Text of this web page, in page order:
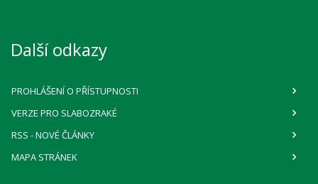
Další odkazy
PROHLÁŠENÍ O PŘÍSTUPNOSTI
VERZE PRO SLABOZRAKÉ
RSS - NOVÉ ČLÁNKY
MAPA STRÁNEK